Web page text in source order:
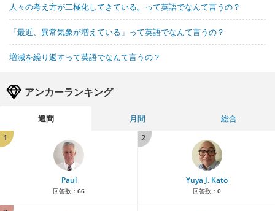
人々の考え方が二極化してきている。って英語でなんて言うの？
「最近、異常気象が増えている」って英語でなんて言うの？
増減を繰り返すって英語でなんて言うの？
アンカーランキング
週間 月間
総合
1
Paul
回答数： 66
2
Yuya J. Kato
回答数： 0